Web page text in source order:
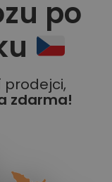
po
prodejci,
zdarma!